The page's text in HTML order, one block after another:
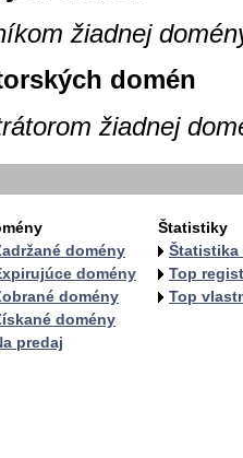
žiadnej
domén
žiadnej
domény
domény
domény
domény
predaj
Štatistiky
Štatistika
Top
Top